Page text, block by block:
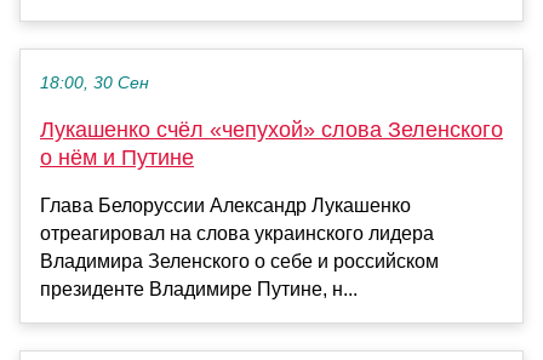
18:00, 30 Сен
Лукашенко счёл «чепухой» слова Зеленского
о нём и Путине
Глава Белоруссии Александр Лукашенко
отреагировал на слова украинского лидера
Владимира Зеленского о себе и российском
президенте Владимире Путине, н...